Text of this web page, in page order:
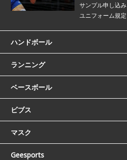
サンプル申し込み
ユニフォーム規定
ハンドボール
ランニング
ベースボール
ビブス
マスク
Geesports